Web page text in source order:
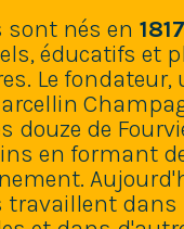
sont nés en 1817
éducatifs et
Le fondateur,
douze de
en formant
travaillent dans